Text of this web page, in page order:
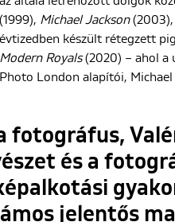
(1999), Michael Jackson(2003),
évtizedben készült rétegzett
Modern Royals(2020) – ahol a
Photo London alapítói,
fotográfus,
és a
jelentős